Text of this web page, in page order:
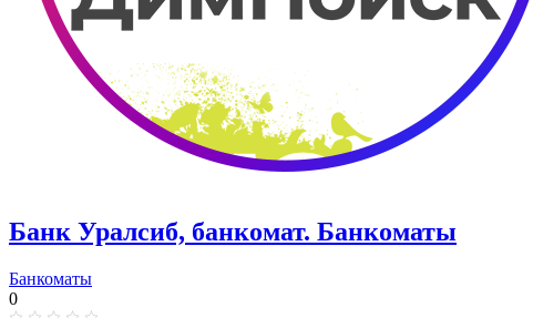
Банк Уралсиб, банкомат. Банкоматы
Банкоматы
0